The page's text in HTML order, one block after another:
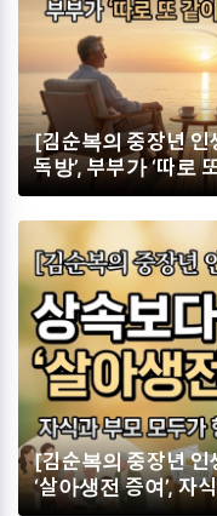
[김순복의 중장년 인
독방’, 부부가 ‘따로
[김순복의 중장년 인
‘살아생전 증여’, 자